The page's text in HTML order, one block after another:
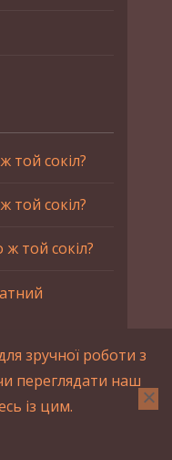
той сокіл?
той сокіл?
ж той сокіл?
Франко
застережено.
обов'язкове
зручної роботи з
переглядати наш
із цим.